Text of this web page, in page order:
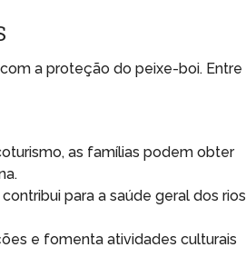
com a proteção do peixe-boi. Entre
as famílias podem obter
para a saúde geral dos
e fomenta atividades culturais